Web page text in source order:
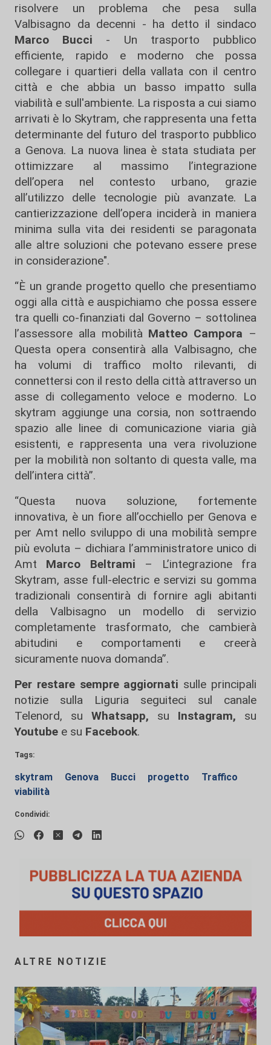
risolvere un problema che pesa sulla
Valbisagno da decenni - ha detto il sindaco
Marco Bucci - Un trasporto pubblico
efficiente, rapido e moderno che possa
collegare i quartieri della vallata con il centro
città e che abbia un basso impatto sulla
viabilità e sull'ambiente. La risposta a cui siamo
arrivati è lo Skytram, che rappresenta una fetta
determinante del futuro del trasporto pubblico
a Genova. La nuova linea è stata studiata per
ottimizzare al massimo l’integrazione
dell’opera nel contesto urbano, grazie
all’utilizzo delle tecnologie più avanzate. La
cantierizzazione dell’opera inciderà in maniera
minima sulla vita dei residenti se paragonata
alle altre soluzioni che potevano essere prese
in considerazione".
“È un grande progetto quello che presentiamo
oggi alla città e auspichiamo che possa essere
tra quelli co-finanziati dal Governo – sottolinea
l’assessore alla mobilità Matteo Campora –
Questa opera consentirà alla Valbisagno, che
ha volumi di traffico molto rilevanti, di
connettersi con il resto della città attraverso un
asse di collegamento veloce e moderno. Lo
skytram aggiunge una corsia, non sottraendo
spazio alle linee di comunicazione viaria già
esistenti, e rappresenta una vera rivoluzione
per la mobilità non soltanto di questa valle, ma
dell’intera città”.
“Questa nuova soluzione, fortemente
innovativa, è un fiore all’occhiello per Genova e
per Amt nello sviluppo di una mobilità sempre
più evoluta – dichiara l’amministratore unico di
Amt Marco Beltrami – L’integrazione fra
Skytram, asse full-electric e servizi su gomma
tradizionali consentirà di fornire agli abitanti
della Valbisagno un modello di servizio
completamente trasformato, che cambierà
abitudini e comportamenti e creerà
sicuramente nuova domanda”.
Per restare sempre aggiornati sulle principali
notizie sulla Liguria seguiteci sul canale
Telenord, su
Whatsapp, su Instagram, su
Youtube e su Facebook.
Tags:
skytram Genova Bucci progetto
Traffico
viabilità
Condividi:
ALTRE NOTIZIE